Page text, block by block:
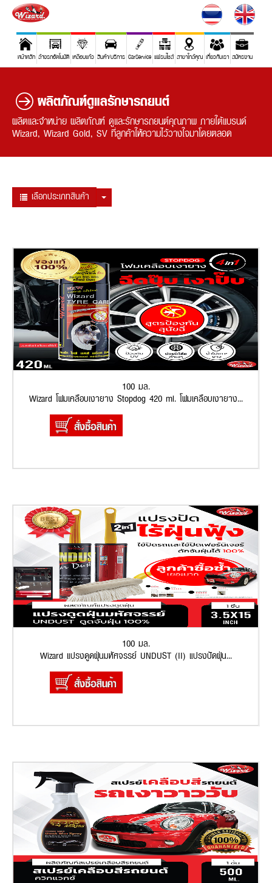
หน้าหลัก ล้างรถอัตโนมัติ เคลือบแก้ว สินค้า/บริการ CarService แฟรนไชส์ สาขาใกล้คุณ เกี่ยวกับเรา สมัครงาน
ผลิตภัณฑ์ดูแลรักษารถยนต์
ผลิตและจำหน่าย ผลิตภัณฑ์ ดูและรักษารถยนต์คุณภาพ ภายใต้แบรนด์
Wizard, Wizard Gold, SV ที่ลูกค้าให้ความไว้วางใจมาโดยตลอด
เลือกประเภทสินค้า
100 มล.
Wizard โฟมเคลือบเงายาง Stopdog 420 ml. โฟมเคลือบเงายาง...
100 มล.
Wizard แปรงดูดฝุ่นมหัศจรรย์ UNDUST (II) แปรงปัดฝุ่น...